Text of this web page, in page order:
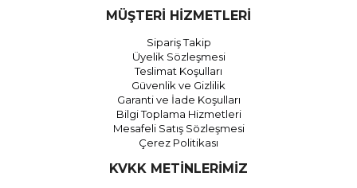
MÜŞTERİ HİZMETLERİ
Sipariş Takip
Üyelik Sözleşmesi
Teslimat Koşulları
Güvenlik ve Gizlilik
Garanti ve İade Koşulları
Bilgi Toplama Hizmetleri
Mesafeli Satış Sözleşmesi
Çerez Politikası
KVKK METİNLERİMİZ